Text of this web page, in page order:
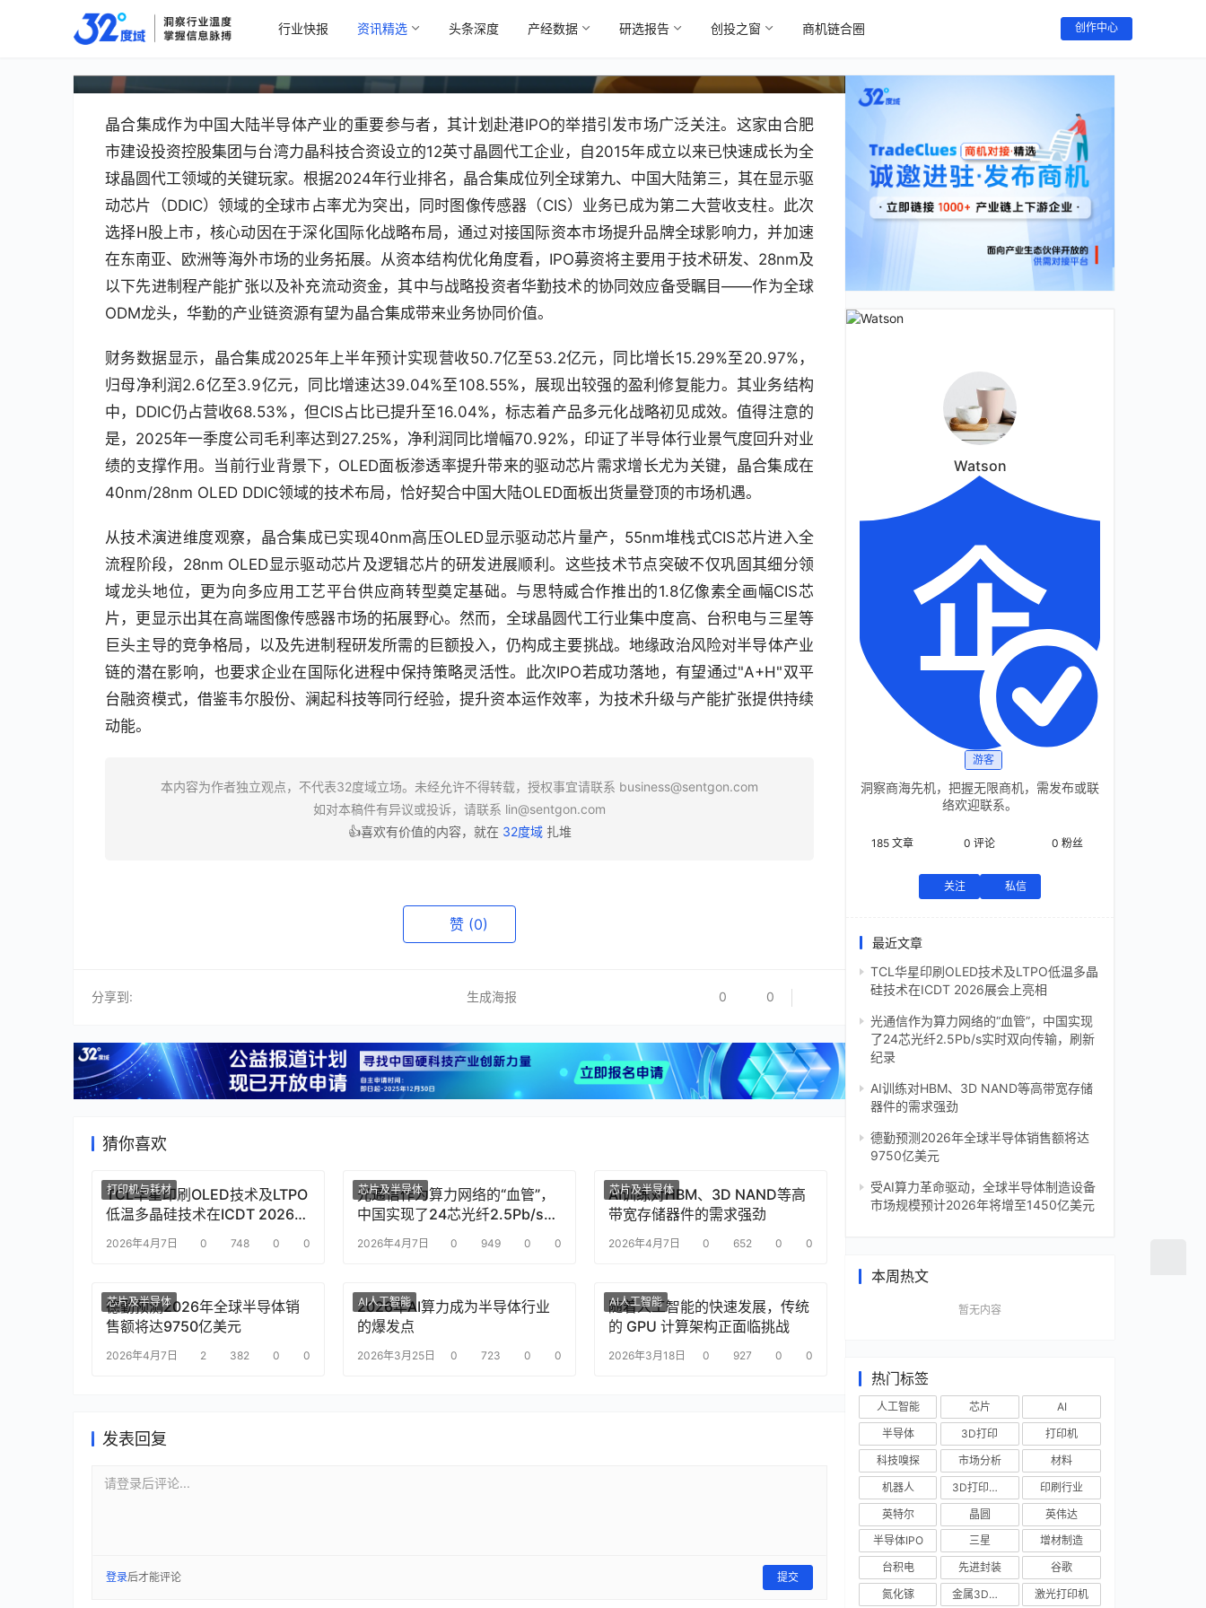
行业快报 资讯精选 头条深度 产经数据 研选报告 创投之窗 商机链合圈 创作中心
晶合集成计划赴港IPO
晶合集成作为中国大陆半导体产业的重要参与者，其计划赴港IPO的举措引发市场广泛关注。这家由合肥
市建设投资控股集团与台湾力晶科技合资设立的12英寸晶圆代工企业，自2015年成立以来已快速成长为全
球晶圆代工领域的关键玩家。根据2024年行业排名，晶合集成位列全球第九、中国大陆第三，其在显示驱
动芯片（DDIC）领域的全球市占率尤为突出，同时图像传感器（CIS）业务已成为第二大营收支柱。此次
选择H股上市，核心动因在于深化国际化战略布局，通过对接国际资本市场提升品牌全球影响力，并加速
在东南亚、欧洲等海外市场的业务拓展。从资本结构优化角度看，IPO募资将主要用于技术研发、28nm及
以下先进制程产能扩张以及补充流动资金，其中与战略投资者华勤技术的协同效应备受瞩目——作为全球
ODM龙头，华勤的产业链资源有望为晶合集成带来业务协同价值。
财务数据显示，晶合集成2025年上半年预计实现营收50.7亿至53.2亿元，同比增长15.29%至20.97%，
归母净利润2.6亿至3.9亿元，同比增速达39.04%至108.55%，展现出较强的盈利修复能力。其业务结构
中，DDIC仍占营收68.53%，但CIS占比已提升至16.04%，标志着产品多元化战略初见成效。值得注意的
是，2025年一季度公司毛利率达到27.25%，净利润同比增幅70.92%，印证了半导体行业景气度回升对业
绩的支撑作用。当前行业背景下，OLED面板渗透率提升带来的驱动芯片需求增长尤为关键，晶合集成在
40nm/28nm OLED DDIC领域的技术布局，恰好契合中国大陆OLED面板出货量登顶的市场机遇。
从技术演进维度观察，晶合集成已实现40nm高压OLED显示驱动芯片量产，55nm堆栈式CIS芯片进入全
流程阶段，28nm OLED显示驱动芯片及逻辑芯片的研发进展顺利。这些技术节点突破不仅巩固其细分领
域龙头地位，更为向多应用工艺平台供应商转型奠定基础。与思特威合作推出的1.8亿像素全画幅CIS芯
片，更显示出其在高端图像传感器市场的拓展野心。然而，全球晶圆代工行业集中度高、台积电与三星等
巨头主导的竞争格局，以及先进制程研发所需的巨额投入，仍构成主要挑战。地缘政治风险对半导体产业
链的潜在影响，也要求企业在国际化进程中保持策略灵活性。此次IPO若成功落地，有望通过"A+H"双平
台融资模式，借鉴韦尔股份、澜起科技等同行经验，提升资本运作效率，为技术升级与产能扩张提供持续
动能。
本内容为作者独立观点，不代表32度域立场。未经允许不得转载，授权事宜请联系 business@sentgon.com
如对本稿件有异议或投诉，请联系 lin@sentgon.com
👍喜欢有价值的内容，就在 32度域扎堆
赞 (0)
分享到: 生成海报 0 0
猜你喜欢
打印机与耗材
TCL华星印刷OLED技术及LTPO
低温多晶硅技术在ICDT 2026展
会上亮相
2026年4月7日 0 748 0 0
芯片及半导体
光通信作为算力网络的“血管”，
中国实现了24芯光纤2.5Pb/s实
时双向传输，刷新纪录
2026年4月7日 0 949 0 0
芯片及半导体
AI训练对HBM、3D NAND等高
带宽存储器件的需求强劲
2026年4月7日 0 652 0 0
芯片及半导体
德勤预测2026年全球半导体销
售额将达9750亿美元
2026年4月7日 2 382 0 0
AI人工智能
2026年AI算力成为半导体行业
的爆发点
2026年3月25日 0 723 0 0
AI人工智能
随着人工智能的快速发展，传统
的 GPU 计算架构正面临挑战
2026年3月18日 0 927 0 0
发表回复
请登录后评论...
登录后才能评论 提交
Watson
游客
洞察商海先机，把握无限商机，需发布或联
络欢迎联系。
185 文章 0 评论 0 粉丝
关注 私信
最近文章
TCL华星印刷OLED技术及LTPO低温多晶
硅技术在ICDT 2026展会上亮相
光通信作为算力网络的“血管”，中国实现
了24芯光纤2.5Pb/s实时双向传输，刷新
纪录
AI训练对HBM、3D NAND等高带宽存储
器件的需求强劲
德勤预测2026年全球半导体销售额将达
9750亿美元
受AI算力革命驱动，全球半导体制造设备
市场规模预计2026年将增至1450亿美元
本周热文
暂无内容
热门标签
人工智能 芯片
AI
半导体
3D打印
打印机
科技嗅探
市场分析
材料
机器人
3D打印技术
印刷行业
英特尔
晶圆
英伟达
半导体IPO
三星
增材制造
台积电
先进封装
谷歌
氮化镓
金属3D打印 激光打印机